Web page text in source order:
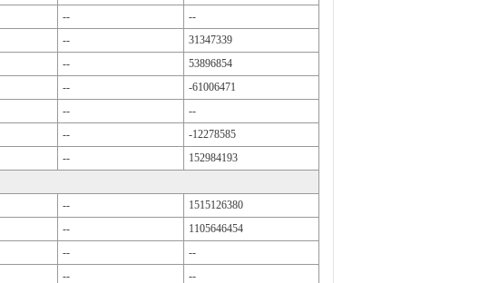
--
--
--
31347339
--
53896854
--
-61006471
--
--
--
-12278585
--
152984193
--
1515126380
--
1105646454
--
--
--
--